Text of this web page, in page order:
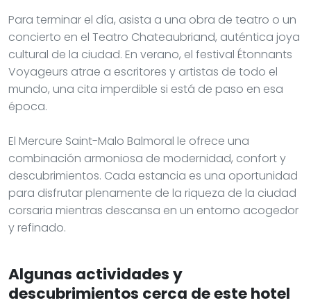
Para terminar el día, asista a una obra de teatro o un
concierto en el Teatro Chateaubriand, auténtica joya
cultural de la ciudad. En verano, el festival Étonnants
Voyageurs atrae a escritores y artistas de todo el
mundo, una cita imperdible si está de paso en esa
época.
El Mercure Saint-Malo Balmoral le ofrece una
combinación armoniosa de modernidad, confort y
descubrimientos. Cada estancia es una oportunidad
para disfrutar plenamente de la riqueza de la ciudad
corsaria mientras descansa en un entorno acogedor
y refinado.
Algunas actividades y
descubrimientos cerca de este hotel